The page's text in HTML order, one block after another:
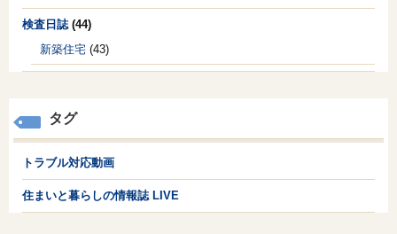
検査日誌(44)
新築住宅 (43)
タグ
トラブル対応動画
住まいと暮らしの情報誌 LIVE